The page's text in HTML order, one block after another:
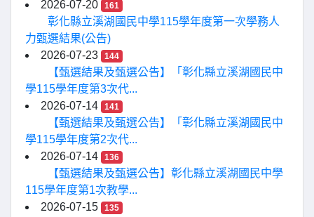
2026-07-20
161
彰化縣立溪湖國民中學115學年度第一次學務人
力甄選結果(公告)
2026-07-23
144
【甄選結果及甄選公告】「彰化縣立溪湖國民中
學115學年度第3次代...
2026-07-14
141
【甄選結果及甄選公告】「彰化縣立溪湖國民中
學115學年度第2次代...
2026-07-14
136
【甄選結果及甄選公告】彰化縣立溪湖國民中學
115學年度第1次教學...
2026-07-15
135